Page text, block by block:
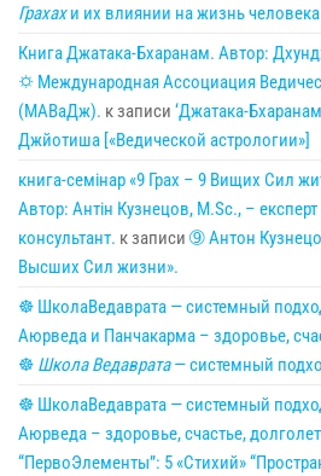
Грахахи их влиянии на жизнь
Книга Джатака-Бхаранам. Автор:
🌣 Международная Ассоциация
(МАВаДж). к записи ‘Джатака-
Джйотиша [«Ведической астрологии»]
книга-семінар «9 Грах – 9 Вищих Сил
Автор: Антін Кузнецов, M.Sc., –
консультант. к записи ➈ Антон
Высших Сил жизни».
☸ ШколаВедаврата — системный
Аюрведа и Панчакарма – здоровье,
☸ Школа Ведаврата— системный
☸ ШколаВедаврата — системный
Аюрведа – здоровье, счастье,
“ПервоЭлементы”: 5 «Стихий»